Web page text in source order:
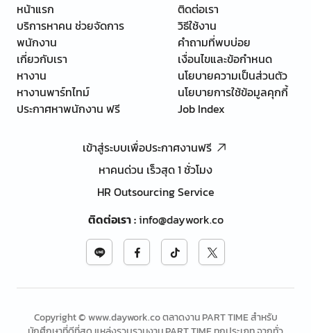
หน้าแรก
บริการหาคน ช่วยจัดการ
พนักงาน
เกี่ยวกับเรา
หางาน
หางานพาร์ทไทม์
ประกาศหาพนักงาน ฟรี
ติดต่อเรา
วิธีใช้งาน
คำถามที่พบบ่อย
เงื่อนไขและข้อกำหนด
นโยบายความเป็นส่วนตัว
นโยบายการใช้ข้อมูลคุกกี้
Job Index
เข้าสู่ระบบเพื่อประกาศงานฟรี
หาคนด่วน เร็วสุด 1 ชั่วโมง
HR Outsourcing Service
ติดต่อเรา:info@daywork.co
Copyright © www.daywork.co ตลาดงาน PART TIME สำหรับ